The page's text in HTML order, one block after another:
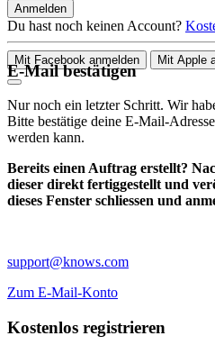
Anmelden
Du hast noch keinen Account?
Mit Facebook anmelden Mit Apple
E-Mail bestätigen
Nur noch ein letzter Schritt. Wir
Bitte bestätige deine E-Mail-
werden kann.
Bereits einen Auftrag erstellt?
dieser direkt fertiggestellt und
dieses Fenster schliessen und
support@knows.com
Zum E-Mail-Konto
Kostenlos registrieren